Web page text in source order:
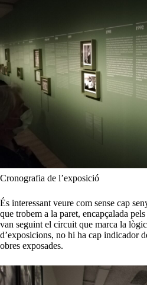
Cronografia de l’exposició
És interessant veure com sense cap
que trobem a la paret, encapçalada
van seguint el circuit que marca la
d’exposicions, no hi ha cap indicador
obres exposades.